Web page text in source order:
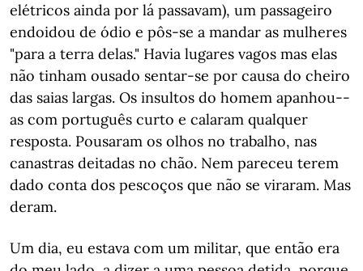
elétricos ainda por lá passavam), um passageiro
endoidou de ódio e pôs-se a mandar as mulheres
"para a terra delas." Havia lugares vagos mas elas
não tinham ousado sentar-se por causa do cheiro
das saias largas. Os insultos do homem apanhou--
as com português curto e calaram qualquer
resposta. Pousaram os olhos no trabalho, nas
canastras deitadas no chão. Nem pareceu terem
dado conta dos pescoços que não se viraram. Mas
deram.
Um dia, eu estava com um militar, que então era